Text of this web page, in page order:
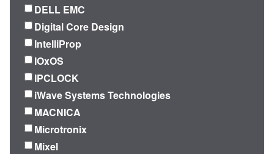
DELL EMC
Digital Core Design
IntelliProp
IOxOS
IPCLOCK
iWave Systems Technologies
MACNICA
Microtronix
Mixel